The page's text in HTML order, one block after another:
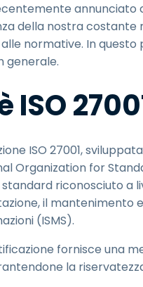
annunciato
della nostra costante
normative. In questo
generale.
ISO
ISO 27001,
Organization for
standard riconosciuto a
il mantenimento
(ISMS).
fornisce una
la